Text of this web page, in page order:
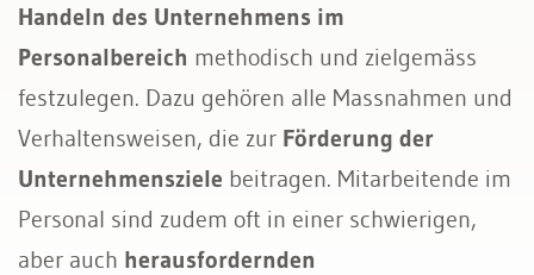
Bau & Immobilien
Handeln des Unternehmens im
Personalbereich methodisch und zielgemäss
festzulegen. Dazu gehören alle Massnahmen und
Verhaltensweisen, die zur Förderung der
Unternehmensziele beitragen. Mitarbeitende im
Personal sind zudem oft in einer schwierigen,
aber auch herausfordernden